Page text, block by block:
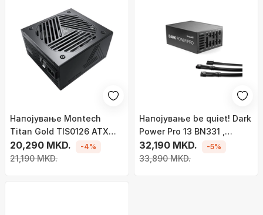
Напојување Montech
Titan Gold TIS0126 ATX
3.0, 1200W
20,290 MKD.
21,190 MKD.
-4%
Напојување be quiet! Dark
Power Pro 13 BN331 ,
1300W
32,190 MKD.
33,890 MKD.
-5%